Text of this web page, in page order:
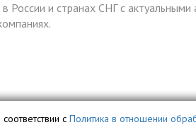
в России и странах СНГ с
с Политика в отношении